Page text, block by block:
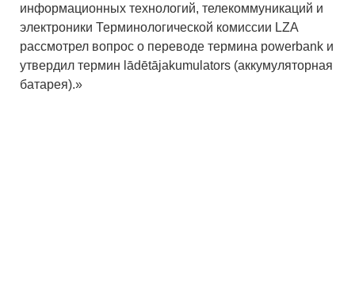
информационных технологий, телекоммуникаций и
электроники Терминологической комиссии LZA
рассмотрел вопрос о переводе термина powerbank и
утвердил термин lādētājakumulators (аккумуляторная
батарея).»